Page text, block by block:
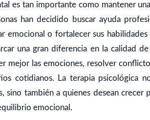
es tan importante como mantener
han decidido buscar ayuda
emocional o fortalecer sus habilidades
una gran diferencia en la calidad
mejor las emociones, resolver
cotidianos. La terapia psicológica
sino también a quienes desean crecer
emocional.